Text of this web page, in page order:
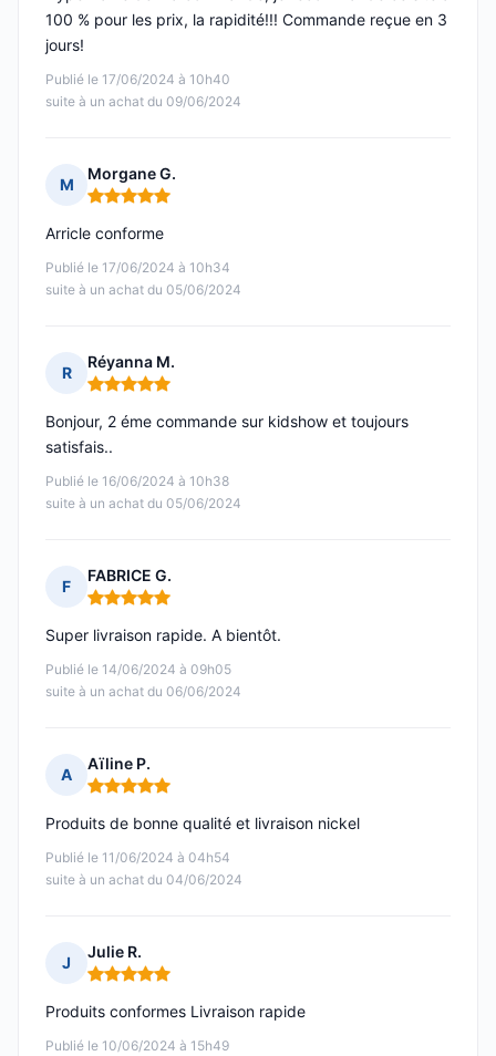
Publié le 17/06/2024 à 10h40
suite à un achat du 09/06/2024
100 % pour les prix, la rapidité!!! Commande reçue en 3
jours!
M
Morgane G.
Note : 5 sur 5
Publié le 17/06/2024 à 10h34
suite à un achat du 05/06/2024
Arricle conforme
R
Réyanna M.
Note : 5 sur 5
Publié le 16/06/2024 à 10h38
suite à un achat du 05/06/2024
Bonjour, 2 éme commande sur kidshow et toujours
satisfais..
F
FABRICE G.
Note : 5 sur 5
Publié le 14/06/2024 à 09h05
suite à un achat du 06/06/2024
Super livraison rapide. A bientôt.
A
Aïline P.
Note : 5 sur 5
Publié le 11/06/2024 à 04h54
suite à un achat du 04/06/2024
Produits de bonne qualité et livraison nickel
J
Julie R.
Note : 5 sur 5
Publié le 10/06/2024 à 15h49
Produits conformes Livraison rapide